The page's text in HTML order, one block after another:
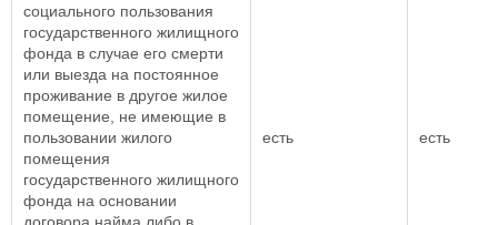
социального пользования
государственного жилищного
фонда в случае его смерти
или выезда на постоянное
проживание в другое жилое
помещение, не имеющие в
пользовании жилого
помещения
государственного жилищного
фонда на основании
договора найма либо в
есть есть